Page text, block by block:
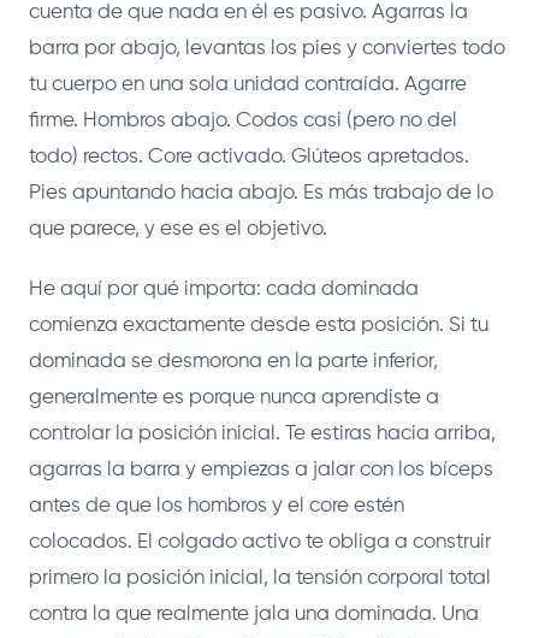
cuenta de que nada en él es pasivo. Agarras la
barra por abajo, levantas los pies y conviertes todo
tu cuerpo en una sola unidad contraída. Agarre
firme. Hombros abajo. Codos casi (pero no del
todo) rectos. Core activado. Glúteos apretados.
Pies apuntando hacia abajo. Es más trabajo de lo
que parece, y ese es el objetivo.
He aquí por qué importa: cada dominada
comienza exactamente desde esta posición. Si tu
dominada se desmorona en la parte inferior,
generalmente es porque nunca aprendiste a
controlar la posición inicial. Te estiras hacia arriba,
agarras la barra y empiezas a jalar con los bíceps
antes de que los hombros y el core estén
colocados. El colgado activo te obliga a construir
primero la posición inicial, la tensión corporal total
contra la que realmente jala una dominada. Una